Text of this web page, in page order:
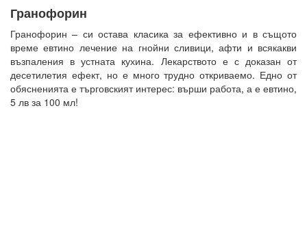
Гранофорин
Гранофорин – си остава класика за ефективно и в същото
време евтино лечение на гнойни сливици, афти и всякакви
възпаления в устната кухина. Лекарството е с доказан от
десетилетия ефект, но е много трудно откриваемо. Едно от
обясненията е търговският интерес: върши работа, а е евтино,
5 лв за 100 мл!